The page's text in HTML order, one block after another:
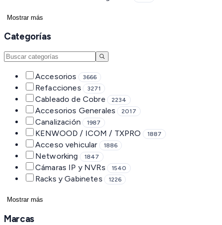
Mostrar más
Categorías
Accesorios 3666
Refacciones 3271
Cableado de Cobre 2234
Accesorios Generales 2017
Canalización 1987
KENWOOD / ICOM / TXPRO 1887
Acceso vehicular 1886
Networking 1847
Cámaras IP y NVRs 1540
Racks y Gabinetes 1226
Mostrar más
Marcas